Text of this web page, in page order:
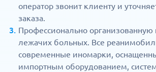
оператор звонит клиенту и
заказа.
Профессионально организованную
лежачих больных. Все
современные иномарки,
импортным оборудованием,